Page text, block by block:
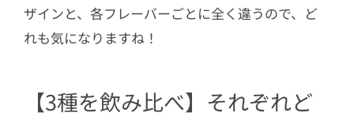
ザインと、各フレーバーごとに全く違うので、ど
れも気になりますね！
【3種を飲み比べ】それぞれど